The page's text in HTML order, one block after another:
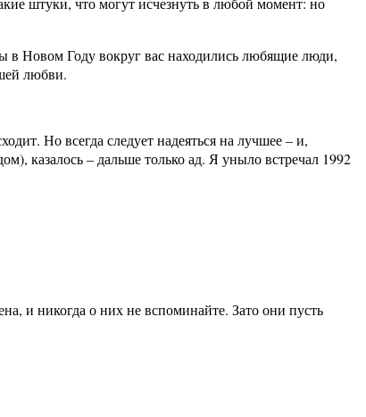
в Новом Году вокруг вас находились любящие люди,
любви.
Но всегда следует надеяться на лучшее – и,
казалось – дальше только ад. Я уныло встречал 1992
и никогда о них не вспоминайте. Зато они пусть